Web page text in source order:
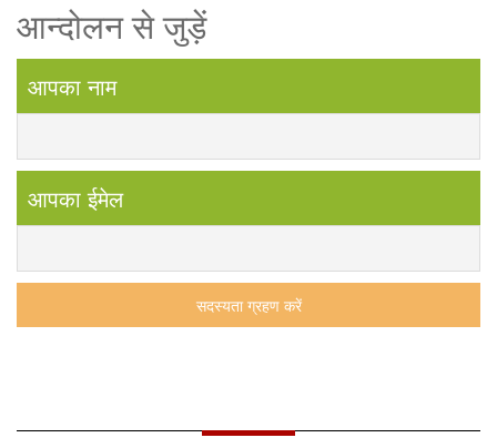
भारत में पहली बार सभी भारतीये भाषाओं में पंचगव्य चिकित्सा विज्ञान (गऊमाँ के
गव्यों) की आधिकारिक पढाई. पंचगव्य अब एक सम्पूर्ण चिकित्सा थेरेपी. हमारा नारा है
आन्दोलन से जुड़ें
आपका नाम
आपका ईमेल